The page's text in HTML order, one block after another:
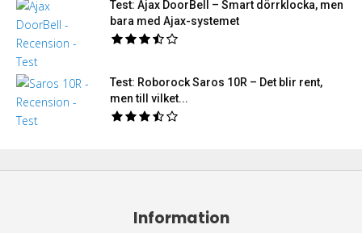
Test: Ajax DoorBell – Smart dörrklocka, men
bara med Ajax-systemet
Test: Roborock Saros 10R – Det blir rent,
men till vilket...
Information